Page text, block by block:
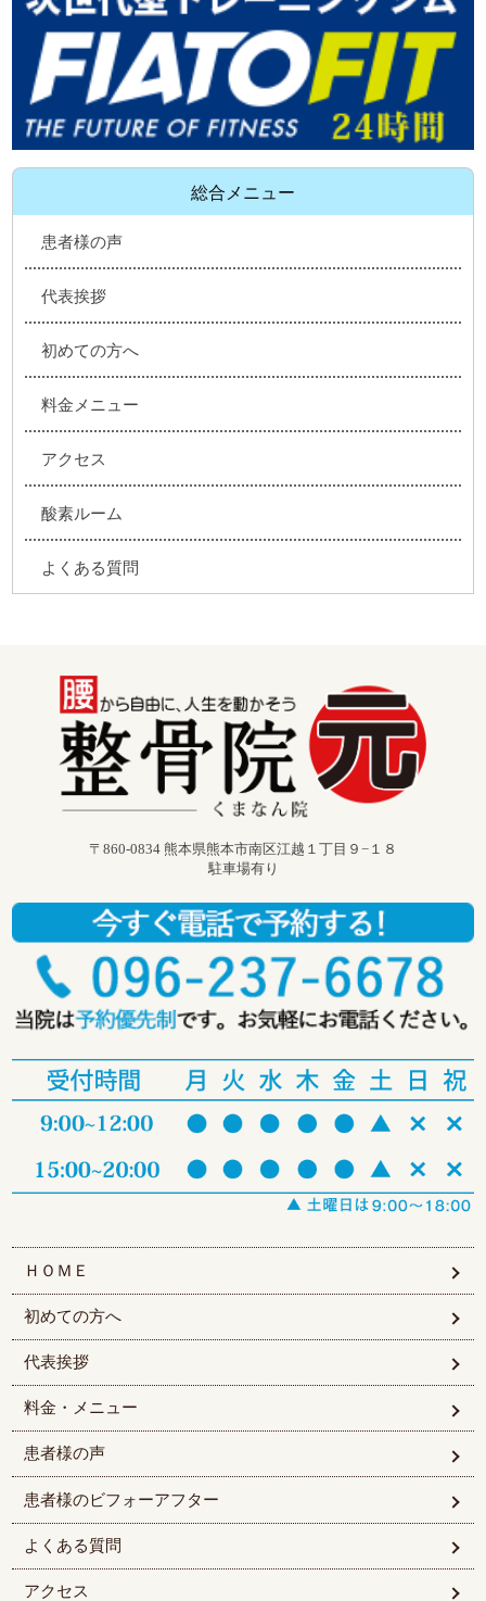
総合メニュー
患者様の声
代表挨拶
初めての方へ
料金メニュー
アクセス
酸素ルーム
よくある質問
〒860-0834 熊本県熊本市南区江越１丁目９−１８
駐車場有り
ＨＯＭＥ
初めての方へ
代表挨拶
料金・メニュー
患者様の声
患者様のビフォーアフター
よくある質問
アクセス